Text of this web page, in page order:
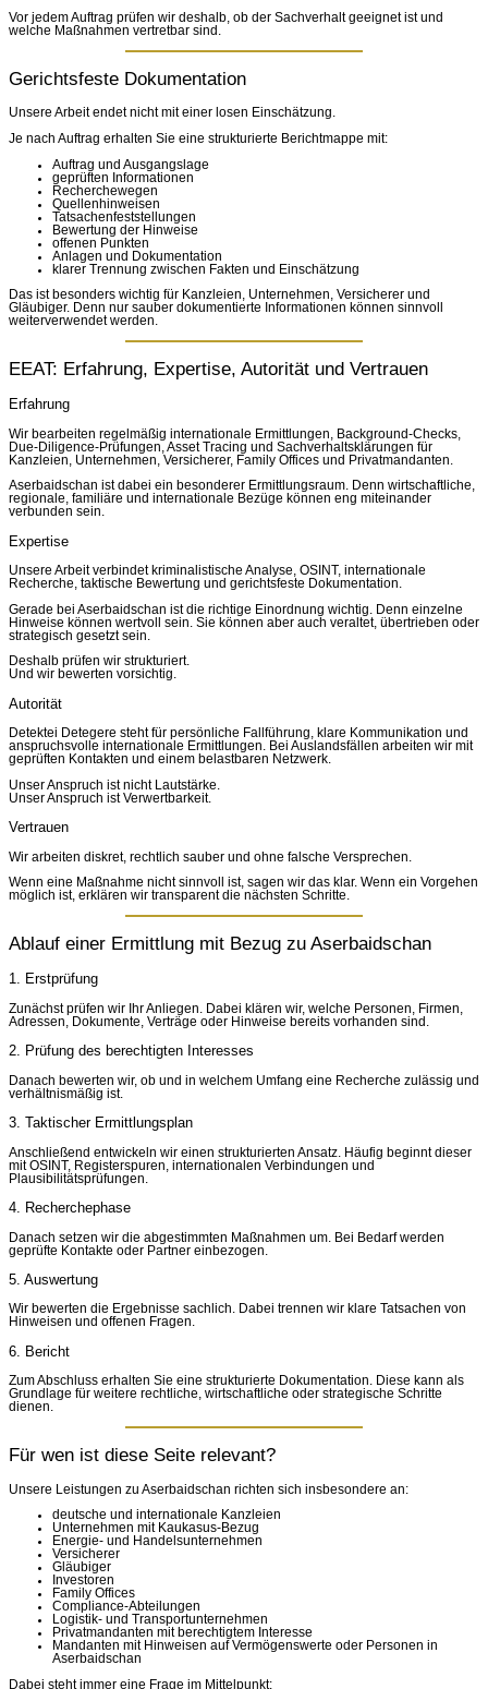
Vor jedem Auftrag prüfen wir deshalb, ob der Sachverhalt geeignet ist und
welche Maßnahmen vertretbar sind.
Gerichtsfeste Dokumentation
Unsere Arbeit endet nicht mit einer losen Einschätzung.
Je nach Auftrag erhalten Sie eine strukturierte Berichtmappe mit:
Auftrag und Ausgangslage
geprüften Informationen
Recherchewegen
Quellenhinweisen
Tatsachenfeststellungen
Bewertung der Hinweise
offenen Punkten
Anlagen und Dokumentation
klarer Trennung zwischen Fakten und Einschätzung
Das ist besonders wichtig für Kanzleien, Unternehmen, Versicherer und
Gläubiger. Denn nur sauber dokumentierte Informationen können sinnvoll
weiterverwendet werden.
EEAT: Erfahrung, Expertise, Autorität und Vertrauen
Erfahrung
Wir bearbeiten regelmäßig internationale Ermittlungen, Background-Checks,
Due-Diligence-Prüfungen, Asset Tracing und Sachverhaltsklärungen für
Kanzleien, Unternehmen, Versicherer, Family Offices und Privatmandanten.
Aserbaidschan ist dabei ein besonderer Ermittlungsraum. Denn wirtschaftliche,
regionale, familiäre und internationale Bezüge können eng miteinander
verbunden sein.
Expertise
Unsere Arbeit verbindet kriminalistische Analyse, OSINT, internationale
Recherche, taktische Bewertung und gerichtsfeste Dokumentation.
Gerade bei Aserbaidschan ist die richtige Einordnung wichtig. Denn einzelne
Hinweise können wertvoll sein. Sie können aber auch veraltet, übertrieben oder
strategisch gesetzt sein.
Deshalb prüfen wir strukturiert.
Und wir bewerten vorsichtig.
Autorität
Detektei Detegere steht für persönliche Fallführung, klare Kommunikation und
anspruchsvolle internationale Ermittlungen. Bei Auslandsfällen arbeiten wir mit
geprüften Kontakten und einem belastbaren Netzwerk.
Unser Anspruch ist nicht Lautstärke.
Unser Anspruch ist Verwertbarkeit.
Vertrauen
Wir arbeiten diskret, rechtlich sauber und ohne falsche Versprechen.
Wenn eine Maßnahme nicht sinnvoll ist, sagen wir das klar. Wenn ein Vorgehen
möglich ist, erklären wir transparent die nächsten Schritte.
Ablauf einer Ermittlung mit Bezug zu Aserbaidschan
1. Erstprüfung
Zunächst prüfen wir Ihr Anliegen. Dabei klären wir, welche Personen, Firmen,
Adressen, Dokumente, Verträge oder Hinweise bereits vorhanden sind.
2. Prüfung des berechtigten Interesses
Danach bewerten wir, ob und in welchem Umfang eine Recherche zulässig und
verhältnismäßig ist.
3. Taktischer Ermittlungsplan
Anschließend entwickeln wir einen strukturierten Ansatz. Häufig beginnt dieser
mit OSINT, Registerspuren, internationalen Verbindungen und
Plausibilitätsprüfungen.
4. Recherchephase
Danach setzen wir die abgestimmten Maßnahmen um. Bei Bedarf werden
geprüfte Kontakte oder Partner einbezogen.
5. Auswertung
Wir bewerten die Ergebnisse sachlich. Dabei trennen wir klare Tatsachen von
Hinweisen und offenen Fragen.
6. Bericht
Zum Abschluss erhalten Sie eine strukturierte Dokumentation. Diese kann als
Grundlage für weitere rechtliche, wirtschaftliche oder strategische Schritte
dienen.
Für wen ist diese Seite relevant?
Unsere Leistungen zu Aserbaidschan richten sich insbesondere an:
deutsche und internationale Kanzleien
Unternehmen mit Kaukasus-Bezug
Energie- und Handelsunternehmen
Versicherer
Gläubiger
Investoren
Family Offices
Compliance-Abteilungen
Logistik- und Transportunternehmen
Privatmandanten mit berechtigtem Interesse
Mandanten mit Hinweisen auf Vermögenswerte oder Personen in
Aserbaidschan
Dabei steht immer eine Frage im Mittelpunkt: